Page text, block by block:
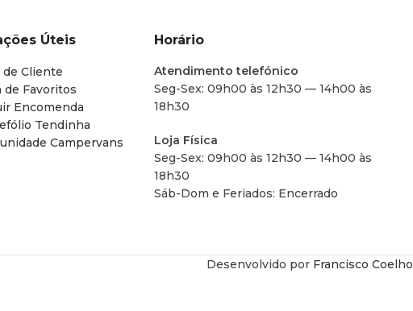
Úteis
de Cliente
de Favoritos
Encomenda
Tendinha
Campervans
Horário
Atendimento telefónico
Seg-Sex: 09h00 às 12h30 — 14h00 às
18h30
Loja Física
Seg-Sex: 09h00 às 12h30 — 14h00 às
18h30
Sáb-Dom e Feriados: Encerrado
Desenvolvido por Francisco Coelho